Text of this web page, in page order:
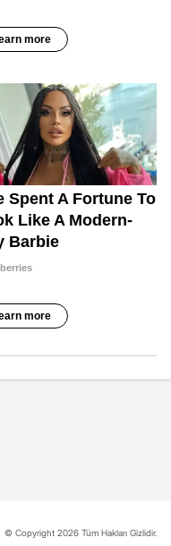
© Copyright 2026 Tüm Hakları Gizlidir.